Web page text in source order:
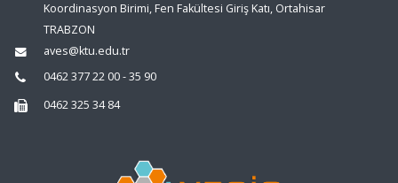
Koordinasyon Birimi, Fen Fakültesi Giriş Katı, Ortahisar
TRABZON
aves@ktu.edu.tr
0462 377 22 00 - 35 90
0462 325 34 84